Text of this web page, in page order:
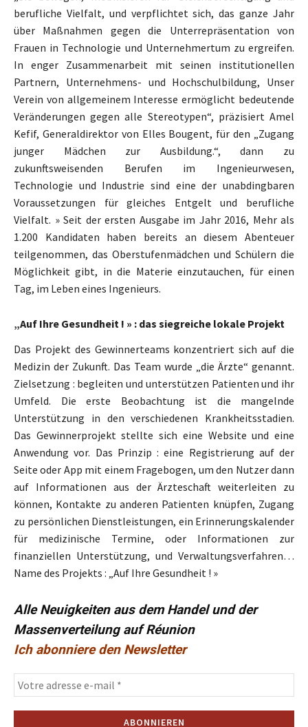
berufliche Vielfalt, und verpflichtet sich, das ganze Jahr
über Maßnahmen gegen die Unterrepräsentation von
Frauen in Technologie und Unternehmertum zu ergreifen.
In enger Zusammenarbeit mit seinen institutionellen
Partnern, Unternehmens- und Hochschulbildung, Unser
Verein von allgemeinem Interesse ermöglicht bedeutende
Veränderungen gegen alle Stereotypen“, präzisiert Amel
Kefif, Generaldirektor von Elles Bougent, für den „Zugang
junger Mädchen zur Ausbildung.“, dann zu
zukunftsweisenden Berufen im Ingenieurwesen,
Technologie und Industrie sind eine der unabdingbaren
Voraussetzungen für gleiches Entgelt und berufliche
Vielfalt. » Seit der ersten Ausgabe im Jahr 2016, Mehr als
1.200 Kandidaten haben bereits an diesem Abenteuer
teilgenommen, das Oberstufenmädchen und Schülern die
Möglichkeit gibt, in die Materie einzutauchen, für einen
Tag, im Leben eines Ingenieurs.
„Auf Ihre Gesundheit ! » : das siegreiche lokale Projekt
Das Projekt des Gewinnerteams konzentriert sich auf die
Medizin der Zukunft. Das Team wurde „die Ärzte“ genannt.
Zielsetzung : begleiten und unterstützen Patienten und ihr
Umfeld. Die erste Beobachtung ist die mangelnde
Unterstützung in den verschiedenen Krankheitsstadien.
Das Gewinnerprojekt stellte sich eine Website und eine
Anwendung vor. Das Prinzip : eine Registrierung auf der
Seite oder App mit einem Fragebogen, um den Nutzer dann
auf Informationen aus der Ärzteschaft weiterleiten zu
können, Kontakte zu anderen Patienten knüpfen, Zugang
zu persönlichen Dienstleistungen, ein Erinnerungskalender
für medizinische Termine, oder Informationen zur
finanziellen Unterstützung, und Verwaltungsverfahren…
Name des Projekts : „Auf Ihre Gesundheit ! »
Alle Neuigkeiten aus dem Handel und der
Massenverteilung auf Réunion
Ich abonniere den Newsletter